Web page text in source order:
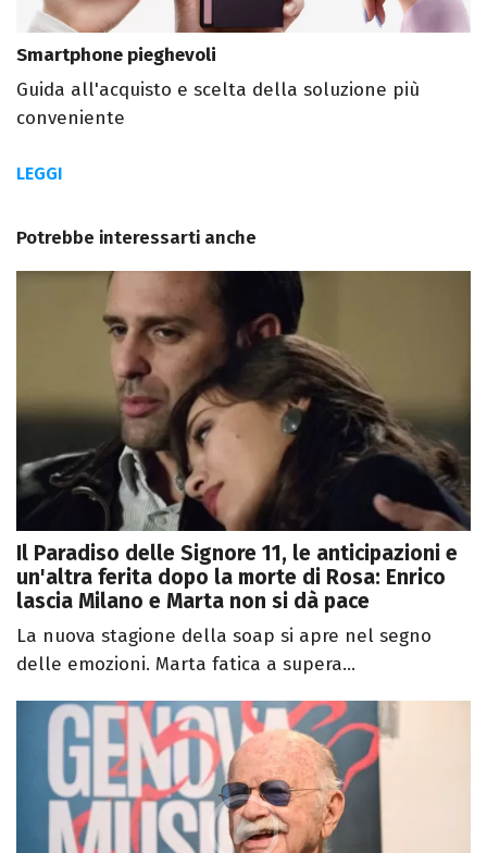
Smartphone pieghevoli
Guida all'acquisto e scelta della soluzione più
conveniente
LEGGI
Potrebbe interessarti anche
Il Paradiso delle Signore 11, le anticipazioni e
un'altra ferita dopo la morte di Rosa: Enrico
lascia Milano e Marta non si dà pace
La nuova stagione della soap si apre nel segno
delle emozioni. Marta fatica a supera...